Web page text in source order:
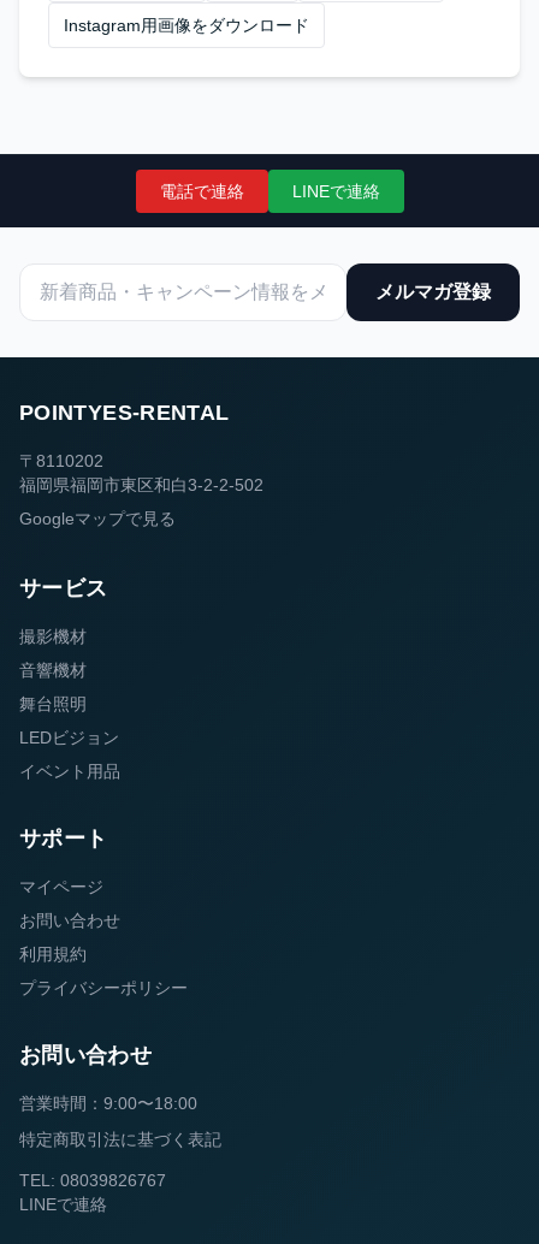
Instagram用画像をダウンロード
電話で連絡 LINEで連絡
メルマガ登録
POINTYES-RENTAL
〒8110202
福岡県福岡市東区和白3-2-2-502
Googleマップで見る
サービス
撮影機材
音響機材
舞台照明
LEDビジョン
イベント用品
サポート
マイページ
お問い合わせ
利用規約
プライバシーポリシー
お問い合わせ
営業時間：9:00〜18:00
特定商取引法に基づく表記
TEL: 08039826767
LINEで連絡